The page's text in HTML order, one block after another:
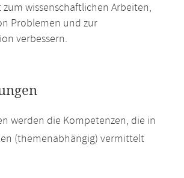
zum wissenschaftlichen Arbeiten,
Problemen und zur
verbessern.
werden die Kompetenzen, die in
(themenabhängig) vermittelt